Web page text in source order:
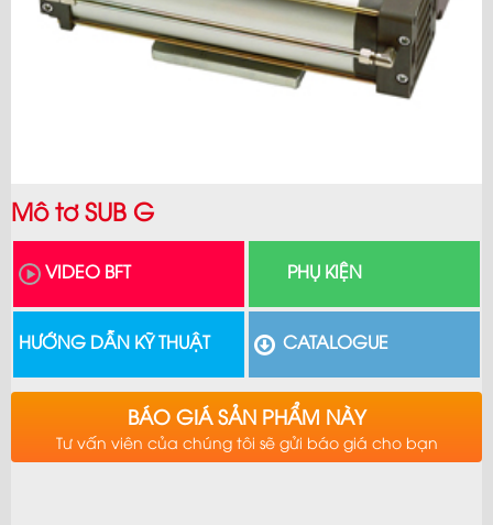
Mô tơ SUB G
VIDEO BFT PHỤ KIỆN
HƯỚNG DẪN KỸ THUẬT CATALOGUE
BÁO GIÁ SẢN PHẨM NÀY
Tư vấn viên của chúng tôi sẽ gửi báo giá cho bạn